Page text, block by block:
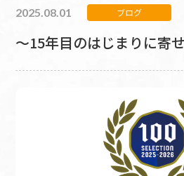
2025.08.01 ブログ
～15年目のはじまりに寄